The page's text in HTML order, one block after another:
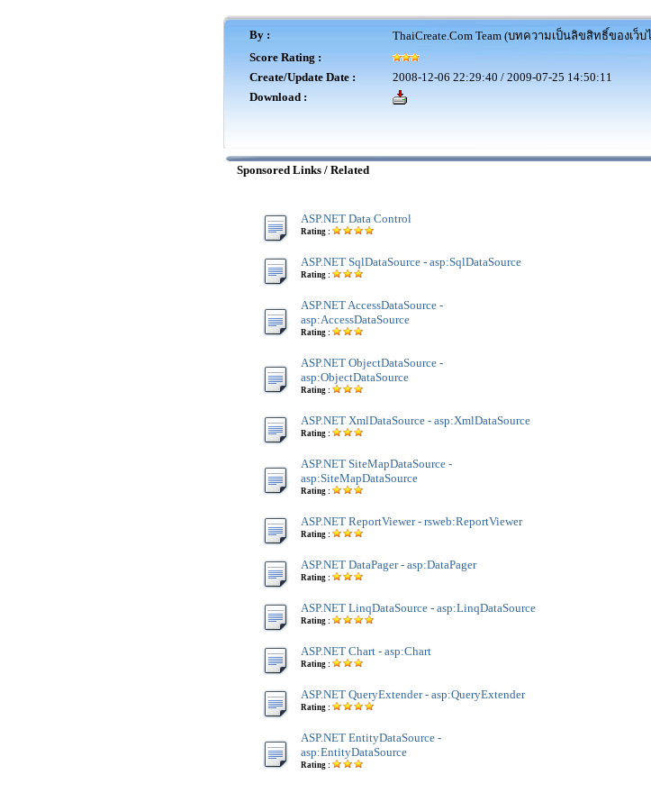
By :
ThaiCreate.Com Team (บทความเป็นลิขสิทธิ์ของเ
Score Rating :
Create/Update Date :
2008-12-06 22:29:40 / 2009-07-25 14:50:11
Download :
Sponsored Links / Related
ASP.NET Data Control
Rating :
ASP.NET SqlDataSource - asp:SqlDataSource
Rating :
ASP.NET AccessDataSource -
asp:AccessDataSource
Rating :
ASP.NET ObjectDataSource -
asp:ObjectDataSource
Rating :
ASP.NET XmlDataSource - asp:XmlDataSource
Rating :
ASP.NET SiteMapDataSource -
asp:SiteMapDataSource
Rating :
ASP.NET ReportViewer - rsweb:ReportViewer
Rating :
ASP.NET DataPager - asp:DataPager
Rating :
ASP.NET LinqDataSource - asp:LinqDataSource
Rating :
ASP.NET Chart - asp:Chart
Rating :
ASP.NET QueryExtender - asp:QueryExtender
Rating :
ASP.NET EntityDataSource -
asp:EntityDataSource
Rating :